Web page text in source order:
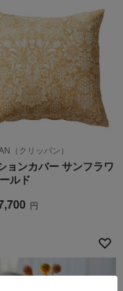
（クリッパン）
ョンカバー サンフラワ
ルド
円